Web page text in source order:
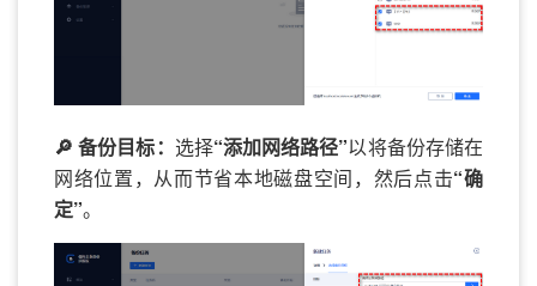
🔎 备份目标： 选择“添加网络路径”以将备份存储在
网络位置，从而节省本地磁盘空间，然后点击“确
定”。